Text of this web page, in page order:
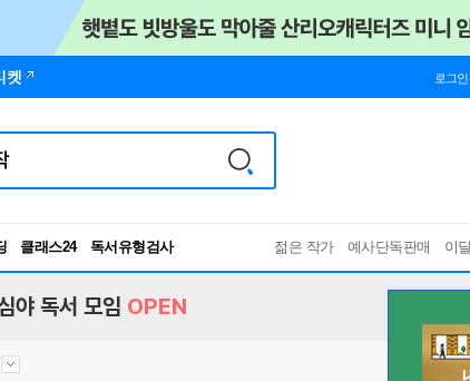
켓 로그인
클래스24
독서유형검사
RBTI Lab
젊은 작가 예사단독판매 이
야 독서 모임 OPEN